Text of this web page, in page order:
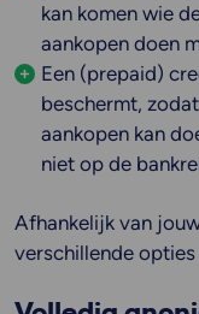
kan komen wie
aankopen doen
Een (prepaid)
beschermt,
aankopen kan
niet op de
Afhankelijk van
verschillende